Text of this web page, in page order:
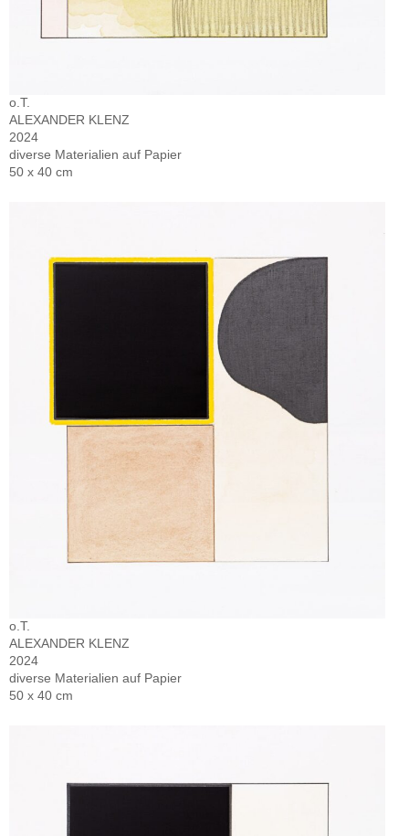
o.T.
ALEXANDER KLENZ
2024
diverse Materialien auf Papier
50 x 40 cm
o.T.
ALEXANDER KLENZ
2024
diverse Materialien auf Papier
50 x 40 cm